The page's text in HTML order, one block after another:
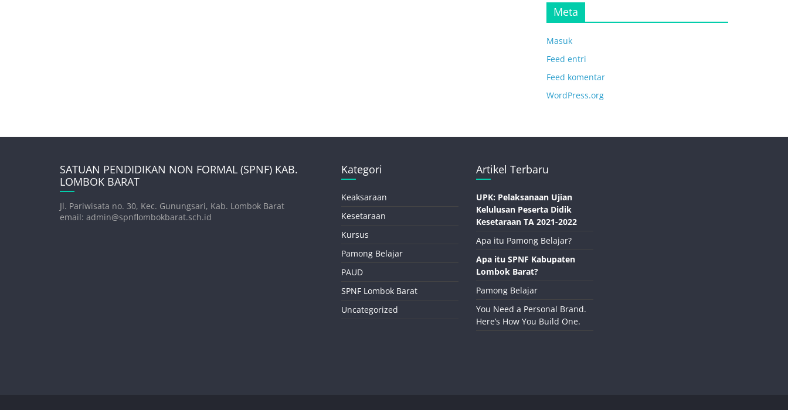
Meta
Masuk
Feed entri
Feed komentar
WordPress.org
SATUAN PENDIDIKAN NON FORMAL (SPNF) KAB.
LOMBOK BARAT
Jl. Pariwisata no. 30, Kec. Gunungsari, Kab. Lombok Barat
email: admin@spnflombokbarat.sch.id
Kategori
Keaksaraan
Kesetaraan
Kursus
Pamong Belajar
PAUD
SPNF Lombok Barat
Uncategorized
Artikel Terbaru
UPK: Pelaksanaan Ujian
Kelulusan Peserta Didik
Kesetaraan TA 2021-2022
Apa itu Pamong Belajar?
Apa itu SPNF Kabupaten
Lombok Barat?
Pamong Belajar
You Need a Personal Brand.
Here’s How You Build One.